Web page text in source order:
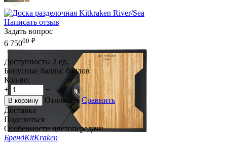
Написать отзыв
Задать вопрос
6 75000 ₽
Доступность: 2 ед.
Бонусные баллы: баллов
Кол-во:
+
−
В корзину Отложить Сравнить
Доставка
Поделиться
Особенности цветопередачи
БрендKitKraken